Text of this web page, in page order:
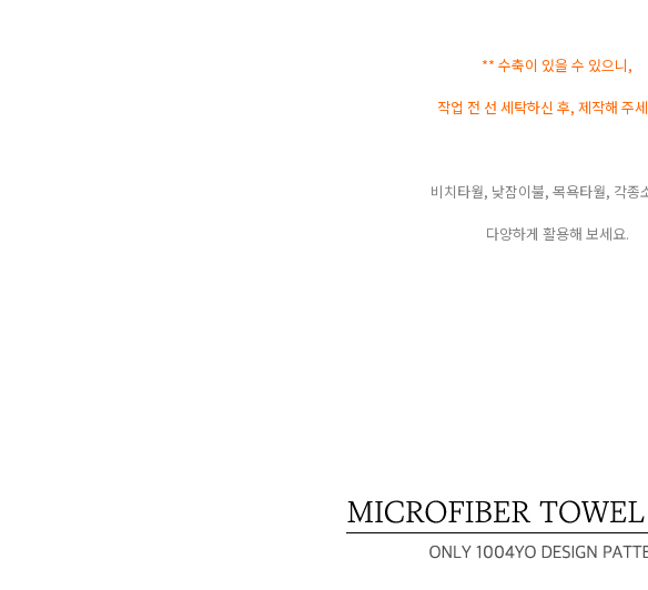
** 수축이 있을 수 있으니,
작업 전 선 세탁하신 후, 제작해 주
비치타월, 낮잠이불, 목욕타월, 각종
다양하게 활용해 보세요.